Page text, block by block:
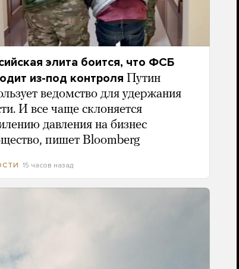
элита боится, что ФСБ
из-под контроля Путин
ведомство для удержания
И все чаще склоняется
давления на бизнес
пишет Bloomberg
15 часов назад